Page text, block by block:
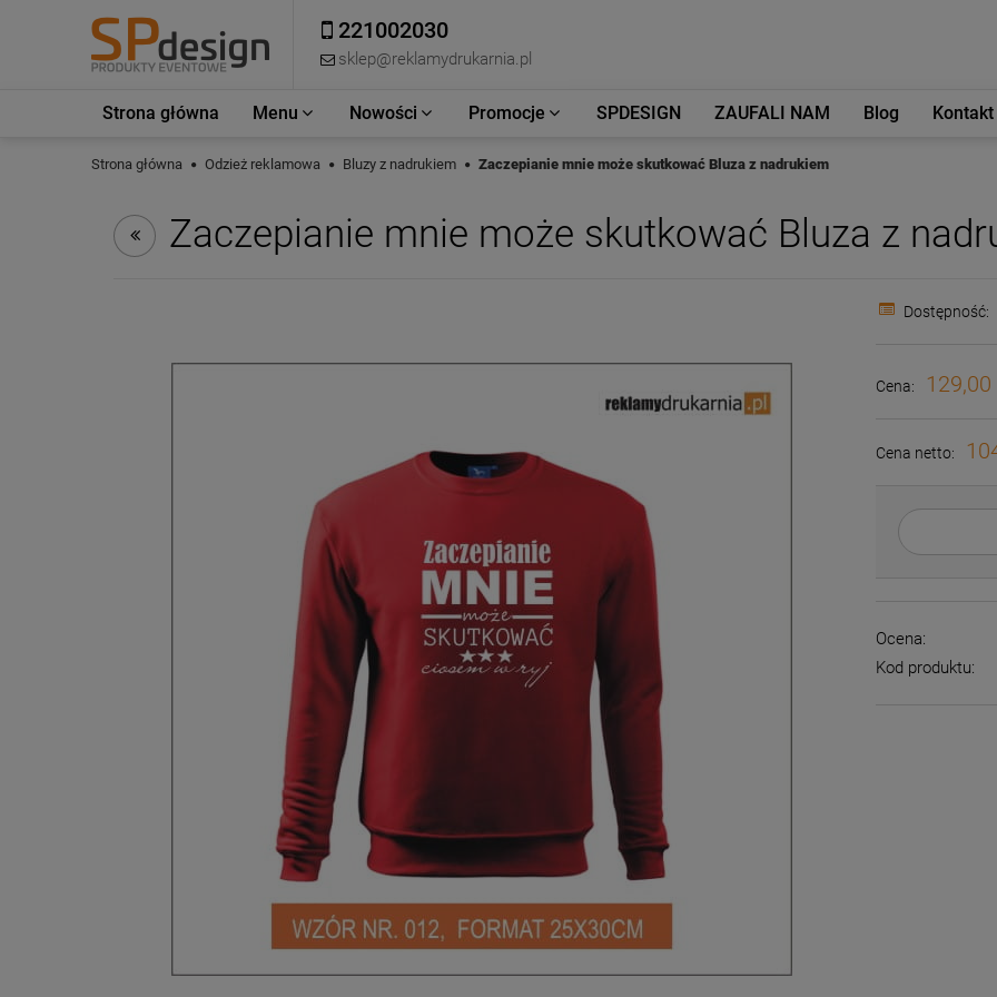
221002030
sklep@reklamydrukarnia.pl
Strona główna Menu Nowości Promocje SPDESIGN ZAUFALI NAM Blog Kontakt
Strona główna Odzież reklamowa Bluzy z nadrukiem Zaczepianie mnie może skutkować Bluza z nadrukiem
Zaczepianie mnie może skutkować Bluza z
Dostępność:
Cena: 129,00
Cena netto:
Ocena:
Kod produktu: